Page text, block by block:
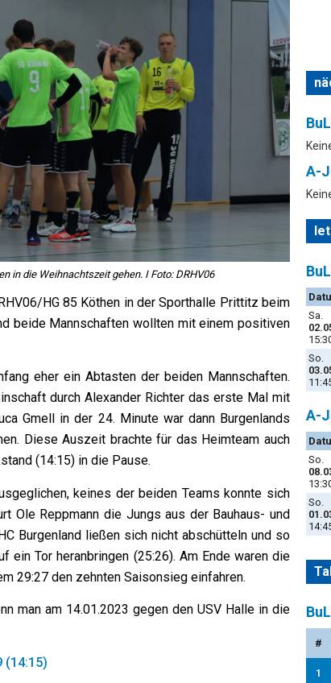
in die Weihnachtszeit gehen. I Foto: DRHV06
HG 85 Köthen in der Sporthalle Prittitz beim
beide Mannschaften wollten mit einem positiven
eher ein Abtasten der beiden Mannschaften.
durch Alexander Richter das erste Mal mit
Gmell in der 24. Minute war dann Burgenlands
Diese Auszeit brachte für das Heimteam auch
(14:15) in die Pause.
keines der beiden Teams konnte sich
Ole Reppmann die Jungs aus der Bauhaus- und
Burgenland ließen sich nicht abschütteln und so
ein Tor heranbringen (25:26). Am Ende waren die
29:27 den zehnten Saisonsieg einfahren.
man am 14.01.2023 gegen den USV Halle in die
(14:15)
A-
Sa.
So.
A-
So.
So.
#
1